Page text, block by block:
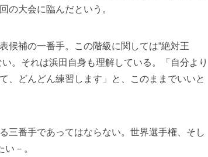
の大会に臨んだという。
補の一番手。この階級に関しては“絶対王
。それは浜田自身も理解している。「自分より
、どんどん練習します」と、このままでいいと
番手であってはならない。世界選手権、そし
－。